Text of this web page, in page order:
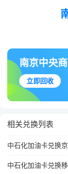
南京中央
立即回收
相关兑换列表
中石化加油卡兑换
中石化加油卡兑换